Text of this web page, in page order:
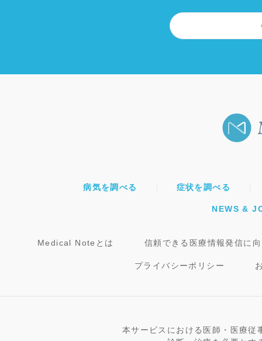
病気を調べる 症状を調べる
NEWS &
Medical Noteとは 信頼できる医療情報発信に
プライバシーポリシー
本サービスにおける医師・医療従